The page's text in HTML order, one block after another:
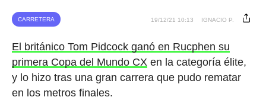
CARRETERA 19/12/21 10:13 IGNACIO P.
El británico Tom Pidcock ganó en Rucphen su
primera Copa del Mundo CXen la categoría élite,
y lo hizo tras una gran carrera que pudo rematar
en los metros finales.